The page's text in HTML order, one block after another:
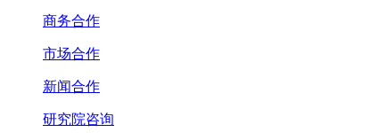
商务合作
市场合作
新闻合作
研究院咨询